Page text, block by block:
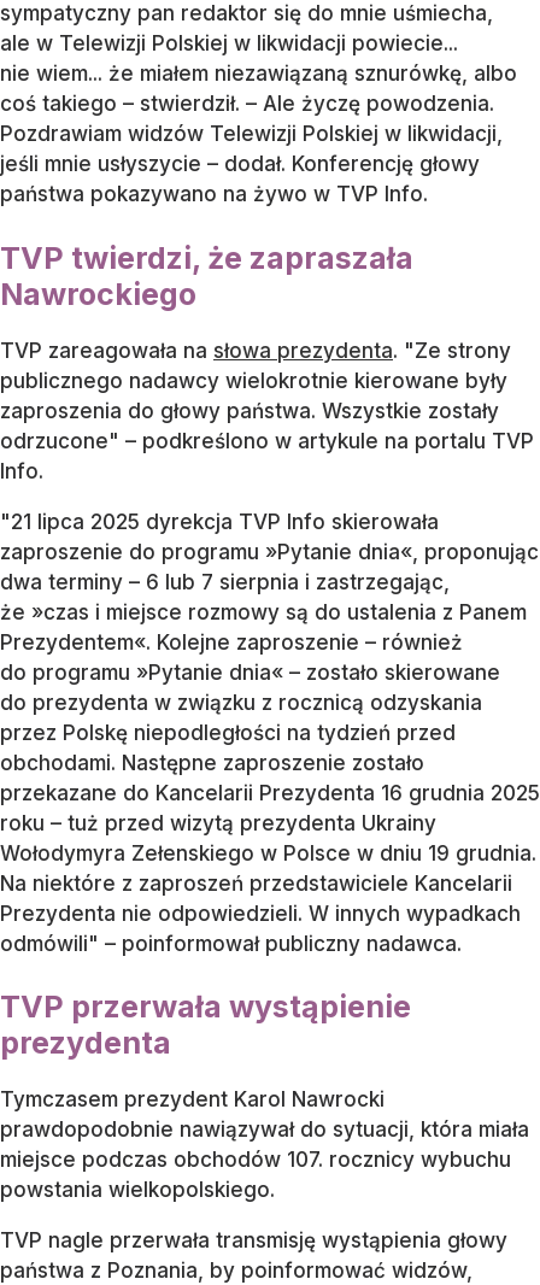
sympatyczny pan redaktor się do mnie uśmiecha,
ale w Telewizji Polskiej w likwidacji powiecie...
nie wiem... że miałem niezawiązaną sznurówkę, albo
coś takiego – stwierdził. – Ale życzę powodzenia.
Pozdrawiam widzów Telewizji Polskiej w likwidacji,
jeśli mnie usłyszycie – dodał. Konferencję głowy
państwa pokazywano na żywo w TVP Info.
TVP twierdzi, że zapraszała
Nawrockiego
TVP zareagowała na słowa prezydenta. "Ze strony
publicznego nadawcy wielokrotnie kierowane były
zaproszenia do głowy państwa. Wszystkie zostały
odrzucone" – podkreślono w artykule na portalu TVP
Info.
"21 lipca 2025 dyrekcja TVP Info skierowała
zaproszenie do programu »Pytanie dnia«, proponując
dwa terminy – 6 lub 7 sierpnia i zastrzegając,
że »czas i miejsce rozmowy są do ustalenia z Panem
Prezydentem«. Kolejne zaproszenie – również
do programu »Pytanie dnia« – zostało skierowane
do prezydenta w związku z rocznicą odzyskania
przez Polskę niepodległości na tydzień przed
obchodami. Następne zaproszenie zostało
przekazane do Kancelarii Prezydenta 16 grudnia 2025
roku – tuż przed wizytą prezydenta Ukrainy
Wołodymyra Zełenskiego w Polsce w dniu 19 grudnia.
Na niektóre z zaproszeń przedstawiciele Kancelarii
Prezydenta nie odpowiedzieli. W innych wypadkach
odmówili" – poinformował publiczny nadawca.
TVP przerwała wystąpienie
prezydenta
Tymczasem prezydent Karol Nawrocki
prawdopodobnie nawiązywał do sytuacji, która miała
miejsce podczas obchodów 107. rocznicy wybuchu
powstania wielkopolskiego.
TVP nagle przerwała transmisję wystąpienia głowy
państwa z Poznania, by poinformować widzów,